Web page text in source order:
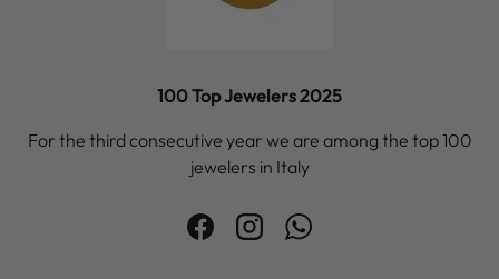
100 Top Jewelers 2025
For the third consecutive year we are among the top 100
jewelers in Italy
FacebookInstagramWhatsApp